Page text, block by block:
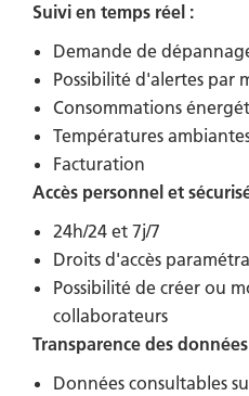
Suivi en temps réel :
Demande de
Possibilité d'alertes par
Consommations
Températures
Facturation
Accès personnel et
24h/24 et 7j/7
Droits d'accès
Possibilité de créer ou
collaborateurs
Transparence des
Données consultables